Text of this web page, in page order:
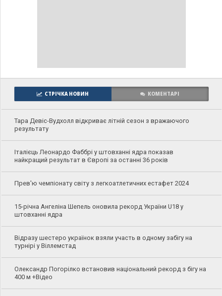
СТРІЧКА НОВИН КОМЕНТАРІ
Тара Девіс-Вудхолл відкриває літній сезон з вражаючого
результату
Італієць Леонардо Фаббрі у штовханні ядра показав
найкращий результат в Європі за останні 36 років
Прев'ю чемпіонату світу з легкоатлетичних естафет 2024
15-річна Ангеліна Шепель оновила рекорд України U18 у
штовханні ядра
Відразу шестеро українок взяли участь в одному забігу на
турнірі у Віллемстад
Олександр Погорілко встановив національний рекорд з бігу на
400 м +Відео